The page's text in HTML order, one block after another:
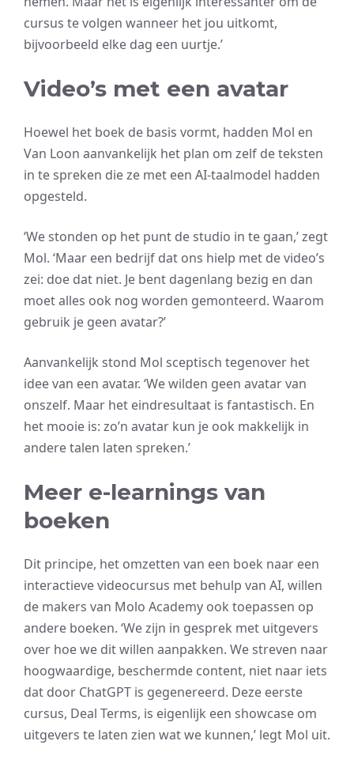
cursus te volgen wanneer het jou uitkomt,
bijvoorbeeld elke dag een uurtje.’
Video’s met een avatar
Hoewel het boek de basis vormt, hadden Mol en
Van Loon aanvankelijk het plan om zelf de teksten
in te spreken die ze met een AI-taalmodel hadden
opgesteld.
‘We stonden op het punt de studio in te gaan,’ zegt
Mol. ‘Maar een bedrijf dat ons hielp met de video’s
zei: doe dat niet. Je bent dagenlang bezig en dan
moet alles ook nog worden gemonteerd. Waarom
gebruik je geen avatar?’
Aanvankelijk stond Mol sceptisch tegenover het
idee van een avatar. ‘We wilden geen avatar van
onszelf. Maar het eindresultaat is fantastisch. En
het mooie is: zo’n avatar kun je ook makkelijk in
andere talen laten spreken.’
Meer e-learnings van
boeken
Dit principe, het omzetten van een boek naar een
interactieve videocursus met behulp van AI, willen
de makers van Molo Academy ook toepassen op
andere boeken. ‘We zijn in gesprek met uitgevers
over hoe we dit willen aanpakken. We streven naar
hoogwaardige, beschermde content, niet naar iets
dat door ChatGPT is gegenereerd. Deze eerste
cursus, Deal Terms, is eigenlijk een showcase om
uitgevers te laten zien wat we kunnen,’ legt Mol uit.